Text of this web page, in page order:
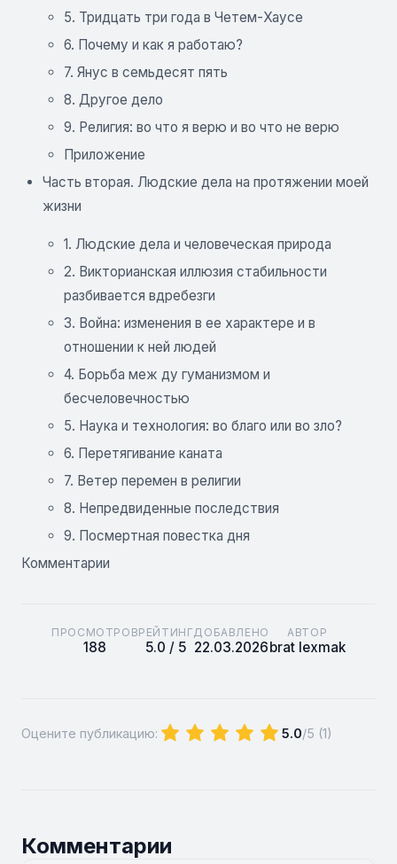
5. Тридцать три года в Четем-Хаусе
6. Почему и как я работаю?
7. Янус в семьдесят пять
8. Другое дело
9. Религия: во что я верю и во что не верю
Приложение
Часть вторая. Людские дела на протяжении моей
жизни
1. Людские дела и человеческая природа
2. Викторианская иллюзия стабильности
разбивается вдребезги
3. Война: изменения в ее характере и в
отношении к ней людей
4. Борьба меж ду гуманизмом и
бесчеловечностью
5. Наука и технология: во благо или во зло?
6. Перетягивание каната
7. Ветер перемен в религии
8. Непредвиденные последствия
9. Посмертная повестка дня
Комментарии
ПРОСМОТРОВ
188
РЕЙТИНГ
5.0 / 5
ДОБАВЛЕНО
22.03.2026
АВТОР
brat lexmak
Оцените публикацию: 5.0/5 (1)
Комментарии